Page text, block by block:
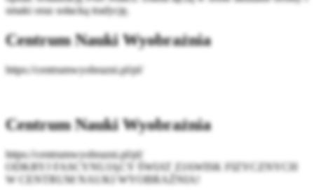
smaki oraz sołacką tradycję.
Centrum Nauki Wyobraźnia
https://centrumwyobrazni.pl/pl/
Centrum Nauki Wyobraźnia
https://centrumwyobrazni.pl/pl/
ODKRYJ FASCYNUJĄCY ŚWIAT ZJAWISK FIZYCZNYCH
W CENTRUM NAUKI WYOBRAŹNIA!